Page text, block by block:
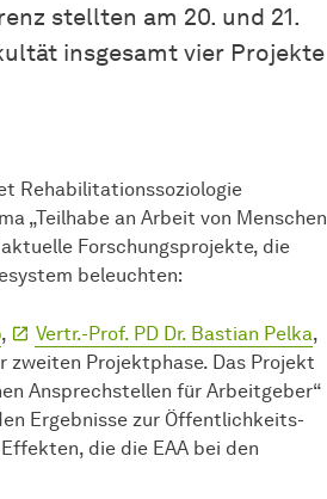
stellten am 20. und 21.
insgesamt vier Projekte
Rehabilitationssoziologie
„Teilhabe an Arbeit von Menschen
Forschungsprojekte, die
beleuchten:
, Vertr.-Prof. PD Dr. Bastian Pelka,
zweiten Projektphase. Das Projekt
Ansprechstellen für Arbeitgeber“
Ergebnisse zur Öffentlichkeits-
die die EAA bei den